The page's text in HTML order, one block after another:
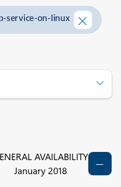
service-on-linux
AVAILABILITY
January 2018